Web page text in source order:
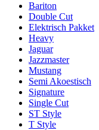
Bariton
Double Cut
Elektrisch Pakket
Heavy
Jaguar
Jazzmaster
Mustang
Semi Akoestisch
Signature
Single Cut
ST Style
T Style